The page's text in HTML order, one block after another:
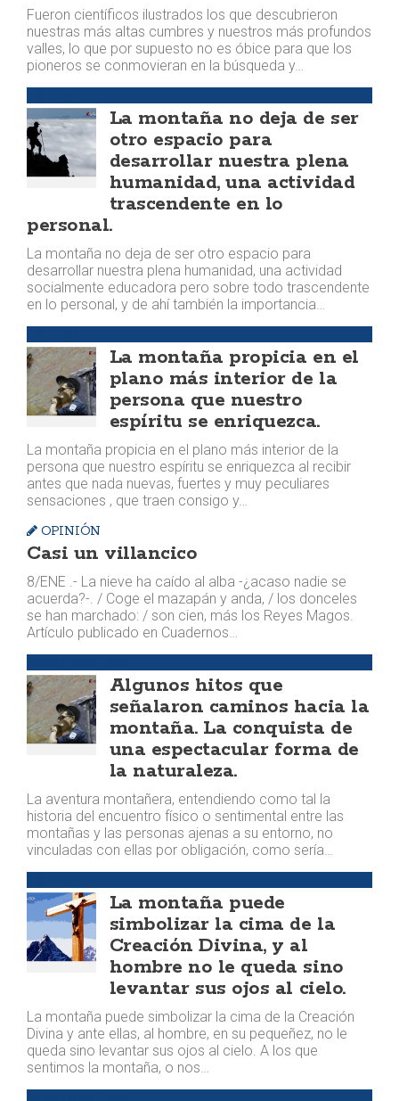
Fueron científicos ilustrados los que descubrieron
nuestras más altas cumbres y nuestros más profundos
valles, lo que por supuesto no es óbice para que los
pioneros se conmovieran en la búsqueda y…
La montaña no deja de ser
otro espacio para
desarrollar nuestra plena
humanidad, una actividad
trascendente en lo
personal.
La montaña no deja de ser otro espacio para
desarrollar nuestra plena humanidad, una actividad
socialmente educadora pero sobre todo trascendente
en lo personal, y de ahí también la importancia…
La montaña propicia en el
plano más interior de la
persona que nuestro
espíritu se enriquezca.
La montaña propicia en el plano más interior de la
persona que nuestro espíritu se enriquezca al recibir
antes que nada nuevas, fuertes y muy peculiares
sensaciones , que traen consigo y…
OPINIÓN
Casi un villancico
8/ENE .- La nieve ha caído al alba -¿acaso nadie se
acuerda?-. / Coge el mazapán y anda, / los donceles
se han marchado: / son cien, más los Reyes Magos.
Artículo publicado en Cuadernos…
Algunos hitos que
señalaron caminos hacia la
montaña. La conquista de
una espectacular forma de
la naturaleza.
La aventura montañera, entendiendo como tal la
historia del encuentro físico o sentimental entre las
montañas y las personas ajenas a su entorno, no
vinculadas con ellas por obligación, como sería…
La montaña puede
simbolizar la cima de la
Creación Divina, y al
hombre no le queda sino
levantar sus ojos al cielo.
La montaña puede simbolizar la cima de la Creación
Divina y ante ellas, al hombre, en su pequeñez, no le
queda sino levantar sus ojos al cielo. A los que
sentimos la montaña, o nos…